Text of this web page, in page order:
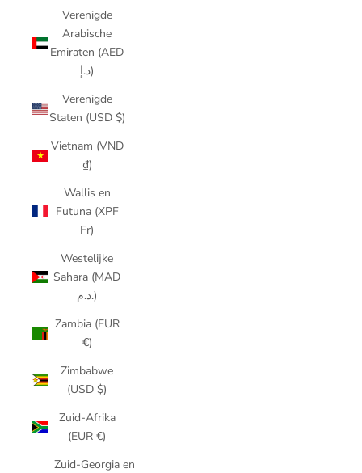
Verenigde
Arabische
Emiraten (AED
د.إ)
Verenigde
Staten (USD $)
Vietnam (VND
₫)
Wallis en
Futuna (XPF
Fr)
Westelijke
Sahara (MAD
د.م.)
Zambia (EUR
€)
Zimbabwe
(USD $)
Zuid-Afrika
(EUR €)
Zuid-Georgia en